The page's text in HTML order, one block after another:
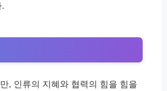
, 인류의 지혜와 협력의 힘을 힘을